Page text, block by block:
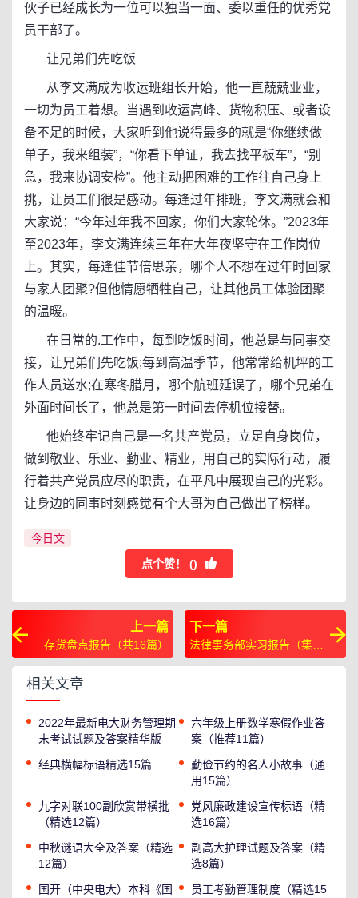
伙子已经成长为一位可以独当一面、委以重任的优秀党
员干部了。
让兄弟们先吃饭
从李文满成为收运班组长开始，他一直兢兢业业，
一切为员工着想。当遇到收运高峰、货物积压、或者设
备不足的时候，大家听到他说得最多的就是“你继续做
单子，我来组装”，“你看下单证，我去找平板车”，“别
急，我来协调安检”。他主动把困难的工作往自己身上
挑，让员工们很是感动。每逢过年排班，李文满就会和
大家说：“今年过年我不回家，你们大家轮休。”2023年
至2023年，李文满连续三年在大年夜坚守在工作岗位
上。其实，每逢佳节倍思亲，哪个人不想在过年时回家
与家人团聚?但他情愿牺牲自己，让其他员工体验团聚
的温暖。
在日常的.工作中，每到吃饭时间，他总是与同事交
接，让兄弟们先吃饭;每到高温季节，他常常给机坪的工
作人员送水;在寒冬腊月，哪个航班延误了，哪个兄弟在
外面时间长了，他总是第一时间去停机位接替。
他始终牢记自己是一名共产党员，立足自身岗位，
做到敬业、乐业、勤业、精业，用自己的实际行动，履
行着共产党员应尽的职责，在平凡中展现自己的光彩。
让身边的同事时刻感觉有个大哥为自己做出了榜样。
今日文
点个赞！ ()
上一篇
存货盘点报告（共16篇）
下一篇
法律事务部实习报告（集锦
14篇）
相关文章
2022年最新电大财务管理期
末考试试题及答案精华版
六年级上册数学寒假作业答
案（推荐11篇）
经典横幅标语精选15篇
勤俭节约的名人小故事（通
用15篇）
九字对联100副欣赏带横批
（精选12篇）
党风廉政建设宣传标语（精
选16篇）
中秋谜语大全及答案（精选
12篇）
副高大护理试题及答案（精
选8篇）
国开（中央电大）本科《国
员工考勤管理制度（精选15